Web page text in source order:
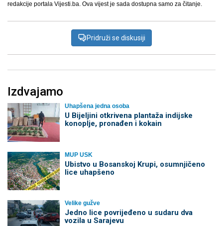
redakcije portala Vijesti.ba. Ova vijest je sada dostupna samo za čitanje.
Pridruži se diskusiji
Izdvajamo
Uhapšena jedna osoba
​U Bijeljini otkrivena plantaža indijske
konoplje, pronađen i kokain
MUP USK
Ubistvo u Bosanskoj Krupi, osumnjičeno
lice uhapšeno
Velike gužve
Јedno lice povrijeđeno u sudaru dva
vozila u Sarajevu